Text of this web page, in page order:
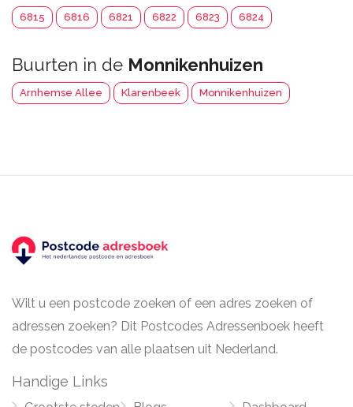
6815 6816 6821 6822 6823 6824
Buurten in de Monnikenhuizen
Arnhemse Allee Klarenbeek Monnikenhuizen
Wilt u een postcode zoeken of een adres zoeken of
adressen zoeken? Dit Postcodes Adressenboek heeft
de postcodes van alle plaatsen uit Nederland.
Handige Links